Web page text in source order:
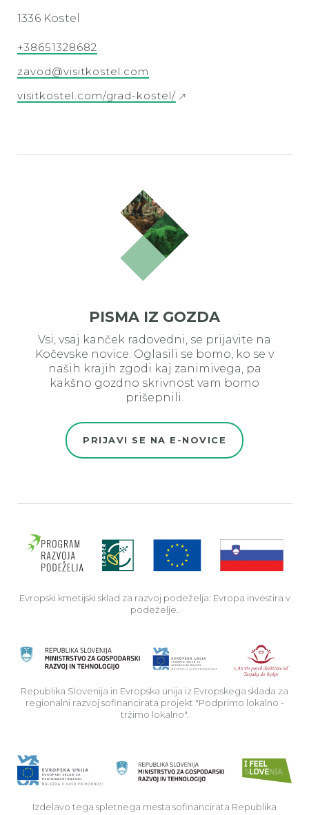
1336 Kostel
+38651328682
zavod@visitkostel.com
visitkostel.com/grad-kostel/
PISMA IZ GOZDA
Vsi, vsaj kanček radovedni, se prijavite na
Kočevske novice. Oglasili se bomo, ko se v
naših krajih zgodi kaj zanimivega, pa
kakšno gozdno skrivnost vam bomo
prišepnili.
PRIJAVI SE NA E-NOVICE
Evropski kmetijski sklad za razvoj podeželja: Evropa investira v
podeželje.
Republika Slovenija in Evropska unija iz Evropskega sklada za
regionalni razvoj sofinancirata projekt "Podprimo lokalno -
tržimo lokalno".
Izdelavo tega spletnega mesta sofinancirata Republika